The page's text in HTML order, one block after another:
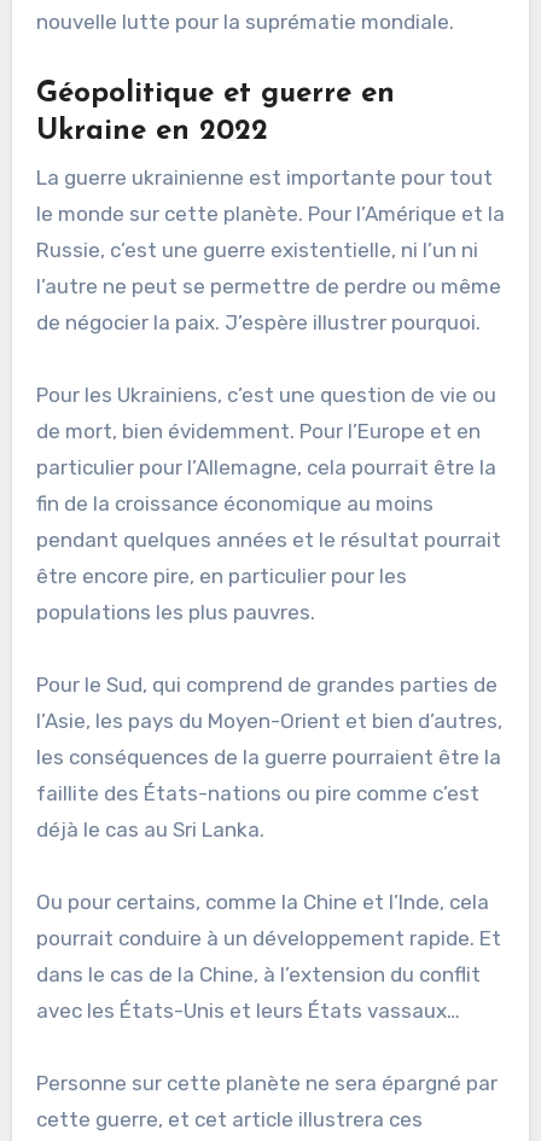
nouvelle lutte pour la suprématie mondiale.
Géopolitique et guerre en
Ukraine en 2022
La guerre ukrainienne est importante pour tout
le monde sur cette planète. Pour l’Amérique et la
Russie, c’est une guerre existentielle, ni l’un ni
l’autre ne peut se permettre de perdre ou même
de négocier la paix. J’espère illustrer pourquoi.
Pour les Ukrainiens, c’est une question de vie ou
de mort, bien évidemment. Pour l’Europe et en
particulier pour l’Allemagne, cela pourrait être la
fin de la croissance économique au moins
pendant quelques années et le résultat pourrait
être encore pire, en particulier pour les
populations les plus pauvres.
Pour le Sud, qui comprend de grandes parties de
l’Asie, les pays du Moyen-Orient et bien d’autres,
les conséquences de la guerre pourraient être la
faillite des États-nations ou pire comme c’est
déjà le cas au Sri Lanka.
Ou pour certains, comme la Chine et l’Inde, cela
pourrait conduire à un développement rapide. Et
dans le cas de la Chine, à l’extension du conflit
avec les États-Unis et leurs États vassaux…
Personne sur cette planète ne sera épargné par
cette guerre, et cet article illustrera ces